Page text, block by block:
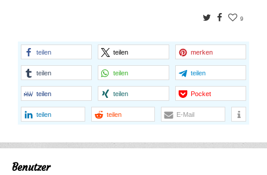
TwitterFacebook
9
teilen teilen merken
teilen teilen teilen
teilen teilen Pocket
teilen teilen E-Mail
Benutzer